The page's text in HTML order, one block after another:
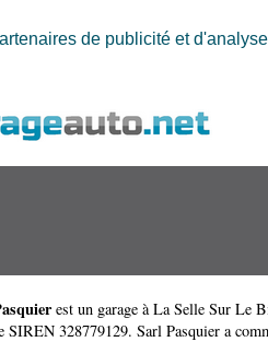
de publicité et
est un garage à La Selle Sur Le
SIREN 328779129. Sarl Pasquier a